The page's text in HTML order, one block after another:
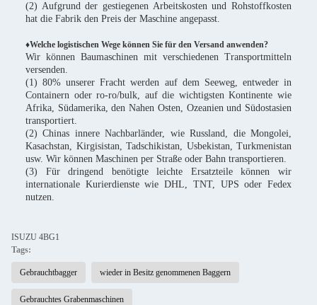
(2) Aufgrund der gestiegenen Arbeitskosten und Rohstoffkosten
hat die Fabrik den Preis der Maschine angepasst.
♦Welche logistischen Wege können Sie für den Versand anwenden?
Wir können Baumaschinen mit verschiedenen Transportmitteln
versenden.
(1) 80% unserer Fracht werden auf dem Seeweg, entweder in
Containern oder ro-ro/bulk, auf die wichtigsten Kontinente wie
Afrika, Südamerika, den Nahen Osten, Ozeanien und Südostasien
transportiert.
(2) Chinas innere Nachbarländer, wie Russland, die Mongolei,
Kasachstan, Kirgisistan, Tadschikistan, Usbekistan, Turkmenistan
usw. Wir können Maschinen per Straße oder Bahn transportieren.
(3) Für dringend benötigte leichte Ersatzteile können wir
internationale Kurierdienste wie DHL, TNT, UPS oder Fedex
nutzen.
ISUZU 4BG1
Tags:
Gebrauchtbagger wieder in Besitz genommenen Baggern
Gebrauchtes Grabenmaschinen